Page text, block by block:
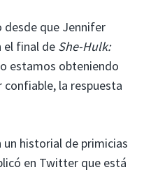
desde que Jennifer
el final de She-Hulk:
estamos obteniendo
confiable, la respuesta
un historial de primicias
en Twitter que está